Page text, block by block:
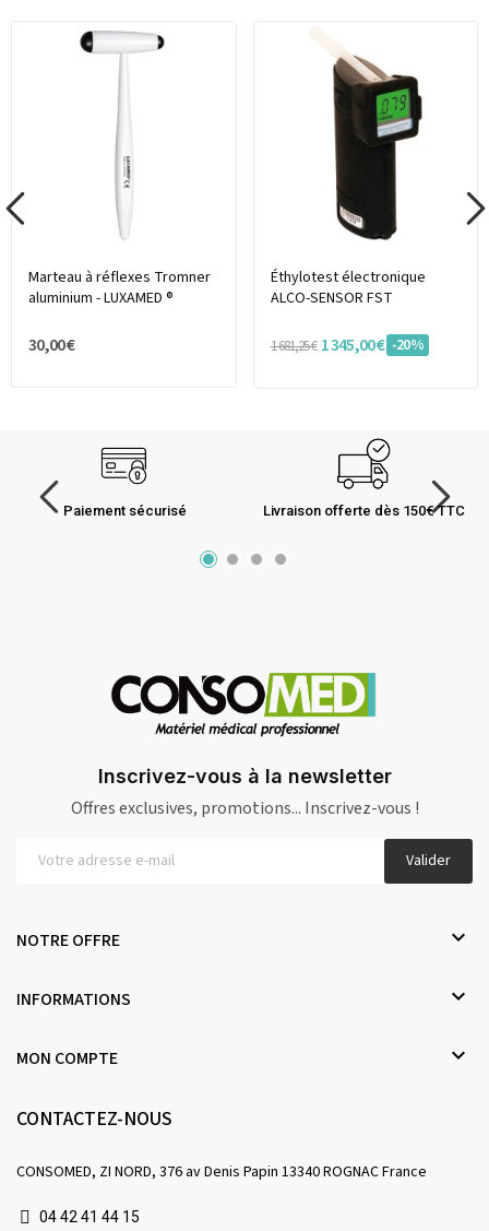
Marteau à réflexes Tromner
aluminium - LUXAMED ®
30,00 €
Éthylotest électronique
ALCO-SENSOR FST
1 681,25 € 1 345,00 € -20%
Paiement sécurisé Livraison offerte dès 150€ TTC
Inscrivez-vous à la newsletter
Offres exclusives, promotions... Inscrivez-vous !
Valider
NOTRE OFFRE 
INFORMATIONS 
MON COMPTE 
CONTACTEZ-NOUS
CONSOMED, ZI NORD, 376 av Denis Papin 13340 ROGNAC France
04 42 41 44 15